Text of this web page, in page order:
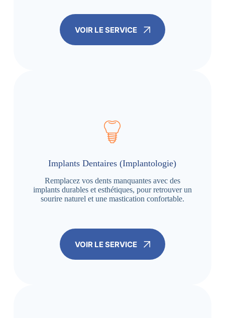
VOIR LE SERVICE
Implants Dentaires (Implantologie)
Remplacez vos dents manquantes avec des
implants durables et esthétiques, pour retrouver un
sourire naturel et une mastication confortable.
VOIR LE SERVICE